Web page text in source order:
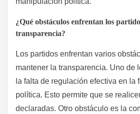
¿Qué obstáculos enfrentan los
transparencia?
Los partidos enfrentan varios
mantener la transparencia. Uno de
la falta de regulación efectiva en la
política. Esto permite que se
declaradas. Otro obstáculo es la